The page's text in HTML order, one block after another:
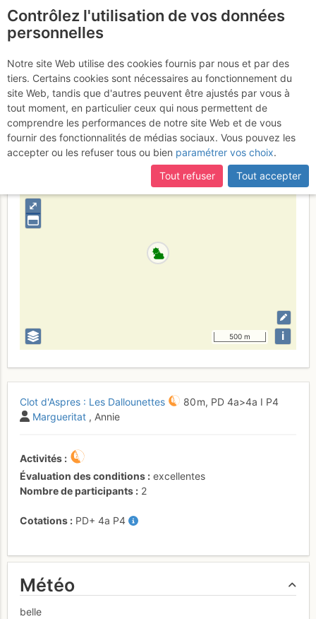
certaines pages ne sont plus accessibles, manquantes ou
incomplètes, déconnectez-vous puis reconnectez-vous à votre
compte sur le site.
Clot d'Aspres : Les
Dallounettes
Vendredi 18 août 2017
France Isère Vercors
⤢
500 m i
Clot d'Aspres : Les Dallounettes 80 m, PD 4a>4a I P4
Margueritat , Annie
Activités
Évaluation des conditions
excellentes
Nombre de participants
2
Cotations PD+ 4a P4
Météo
belle
Contrôlez l'utilisation de vos données
personnelles
Notre site Web utilise des cookies fournis par nous et par des
tiers. Certains cookies sont nécessaires au fonctionnement du
site Web, tandis que d'autres peuvent être ajustés par vous à
tout moment, en particulier ceux qui nous permettent de
comprendre les performances de notre site Web et de vous
fournir des fonctionnalités de médias sociaux. Vous pouvez les
accepter ou les refuser tous ou bien paramétrer vos choix.
Tout refuser
Tout accepter